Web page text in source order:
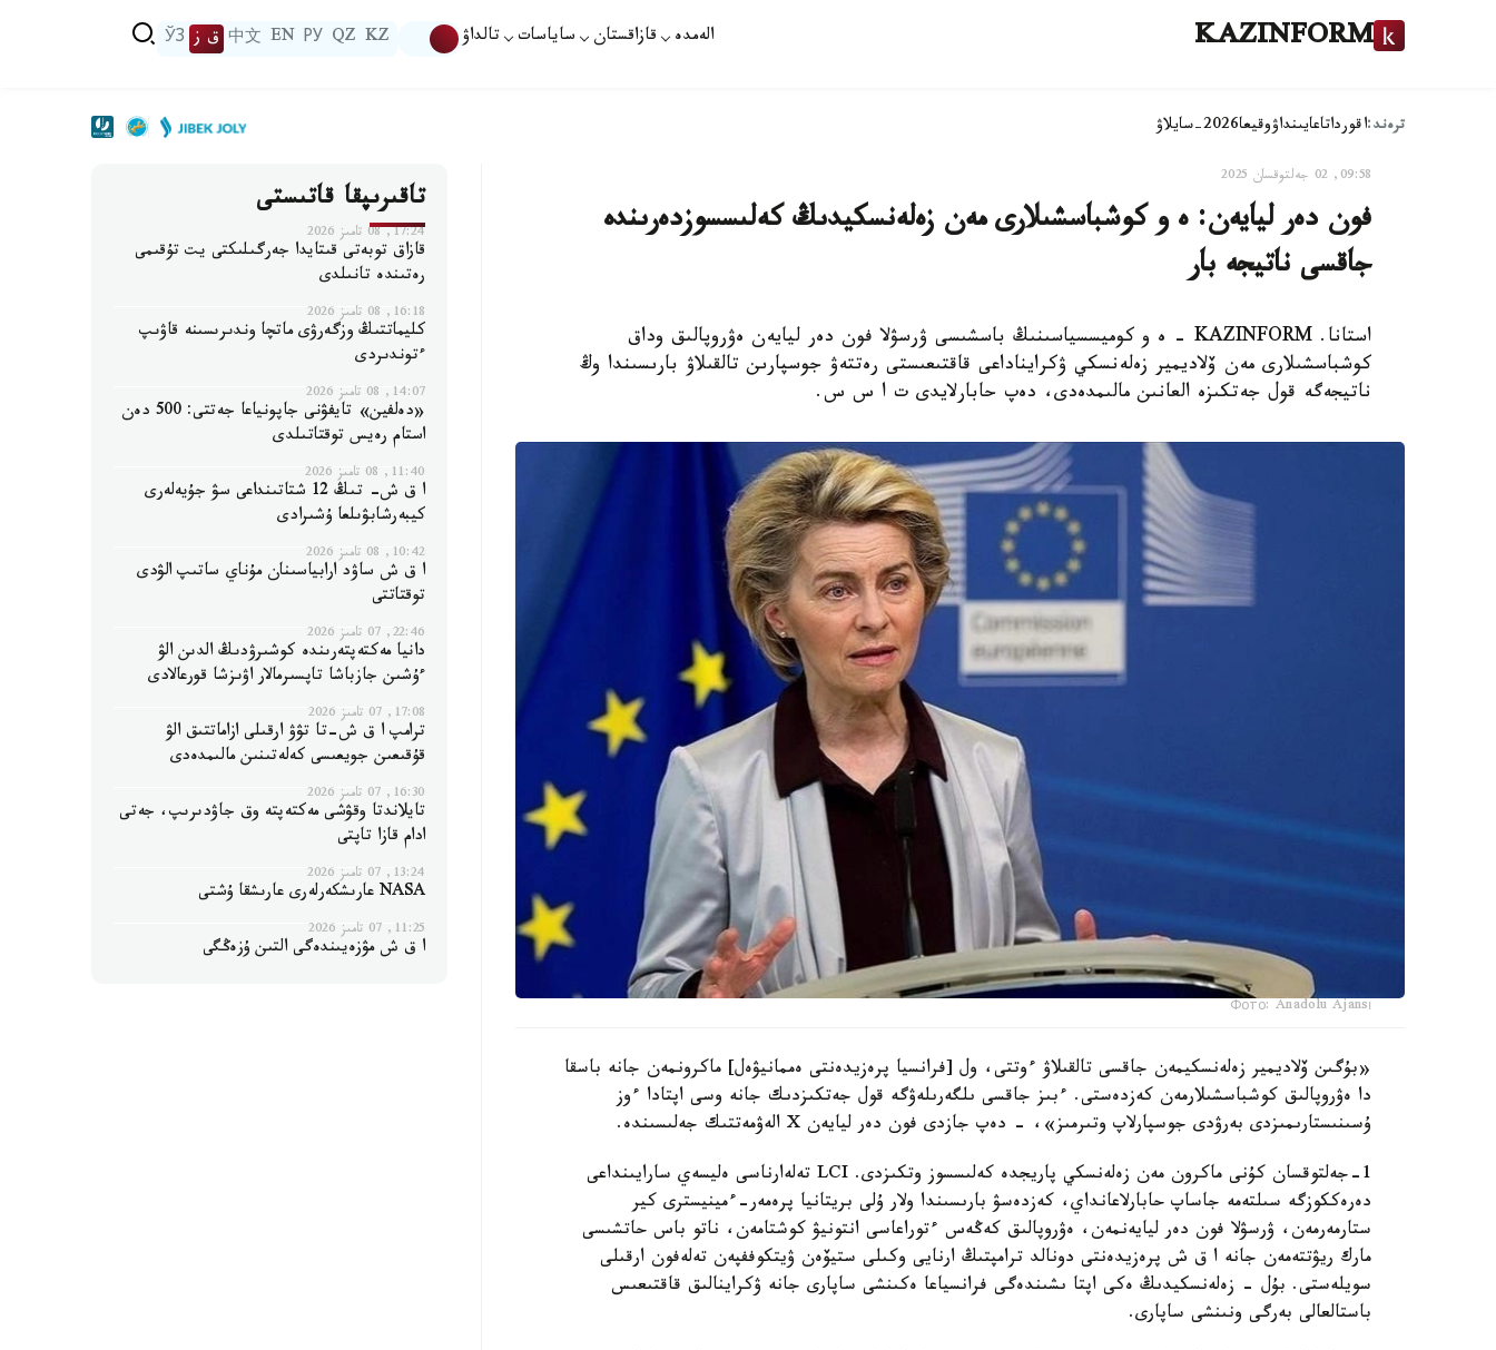
KAZINFORM الەمدە قازاقستان ساياسات تالداۋ KZ
QZ
РУ
EN
中文 ق ز ЎЗ
ترەند:اقورداتاعايىنداۋوقيعا2026-سايلاۋ
09:58, 02 جەلتوقسان 2025
فون دەر ليايەن: ە و كوشباسشىلارى مەن زەلەنسكيدىڭ كەلىسسوزدەرىندە
جاقسى ناتيجە بار
استانا. KAZINFORM – ە و كوميسسياسىنىڭ باسشىسى ۋرسۋلا فون دەر ليايەن ەۋروپالىق وداق
كوشباسشىلارى مەن ۆلاديمير زەلەنسكي ۋكرايناداعى قاقتىعىستى رەتتەۋ جوسپارىن تالقىلاۋ بارىسىندا وڭ
ناتيجەگە قول جەتكىزە العانىن مالىمدەدى، دەپ حابارلايدى ت ا س س.
Фото: Anadolu Ajansı
«بۇگىن ۆلاديمير زەلەنسكيمەن جاقسى تالقىلاۋ ءوتتى، ول [فرانسيا پرەزيدەنتى ەممانيۋەل] ماكرونمەن جانە باسقا
دا ەۋروپالىق كوشباسشىلارمەن كەزدەستى. ءبىز جاقسى ىلگەرىلەۋگە قول جەتكىزدىك جانە وسى اپتادا ءوز
ۇسىنىستارىمىزدى بەرۋدى جوسپارلاپ وتىرمىز»، - دەپ جازدى فون دەر ليايەن X الەۋمەتتىك جەلىسىندە.
1-جەلتوقسان كۇنى ماكرون مەن زەلەنسكي پاريجدە كەلىسسوز وتكىزدى. LCI تەلەارناسى ەليسەي سارايىنداعى
دەرەككوزگە سىلتەمە جاساپ حابارلاعانداي، كەزدەسۋ بارىسىندا ولار ۇلى بريتانيا پرەمەر-ءمينيسترى كير
ستارمەرمەن، ۋرسۋلا فون دەر ليايەنمەن، ەۋروپالىق كەڭەس ءتوراعاسى انتونيۋ كوشتامەن، ناتو باس حاتشىسى
مارك ريۋتتەمەن جانە ا ق ش پرەزيدەنتى دونالد ترامپتىڭ ارنايى وكىلى ستيۆەن ۋيتكوففپەن تەلەفون ارقىلى
سويلەستى. بۇل - زەلەنسكيدىڭ ەكى اپتا ىشىندەگى فرانسياعا ەكىنشى ساپارى جانە ۋكراينالىق قاقتىعىس
باستالعالى بەرگى ونىنشى ساپارى.
تاقىرىپقا قاتىستى
17:24, 08 تامىز 2026
قازاق توبەتى قىتايدا جەرگىلىكتى يت تۇقىمى
رەتىندە تانىلدى
16:18, 08 تامىز 2026
كليماتتىڭ وزگەرۋى ماتچا وندىرىسىنە قاۋىپ
ءتوندىردى
14:07, 08 تامىز 2026
«دەلفين» تايفۋنى جاپونياعا جەتتى: 500 دەن
استام رەيس توقتاتىلدى
11:40, 08 تامىز 2026
ا ق ش- تىڭ 12 شتاتىنداعى سۋ جۇيەلەرى
كيبەرشابۋىلعا ۇشىرادى
10:42, 08 تامىز 2026
ا ق ش ساۋد ارابياسىنان مۇناي ساتىپ الۋدى
توقتاتتى
22:46, 07 تامىز 2026
دانيا مەكتەپتەرىندە كوشىرۋدىڭ الدىن الۋ
ءۇشىن جازباشا تاپسىرمالار اۋىزشا قورعالادى
17:08, 07 تامىز 2026
ترامپ ا ق ش-تا تۋۋ ارقىلى ازاماتتىق الۋ
قۇقىعىن جويعىسى كەلەتىنىن مالىمدەدى
16:30, 07 تامىز 2026
تايلاندتا وقۋشى مەكتەپتە وق جاۋدىرىپ، جەتى
ادام قازا تاپتى
13:24, 07 تامىز 2026
NASA عارىشكەرلەرى عارىشقا ۇشتى
11:25, 07 تامىز 2026
ا ق ش مۋزەيىندەگى التىن ۇزەڭگى